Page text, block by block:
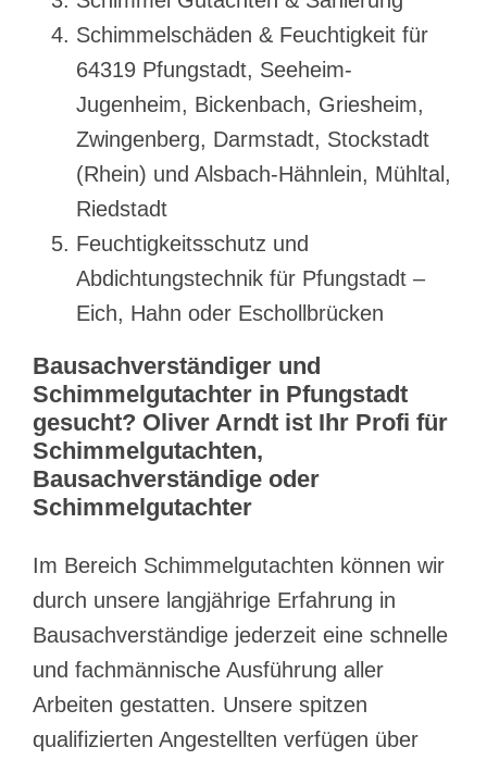
Schimmelschäden & Feuchtigkeit für
64319 Pfungstadt, Seeheim-
Jugenheim, Bickenbach, Griesheim,
Zwingenberg, Darmstadt, Stockstadt
(Rhein) und Alsbach-Hähnlein, Mühltal,
Riedstadt
Feuchtigkeitsschutz und
Abdichtungstechnik für Pfungstadt –
Eich, Hahn oder Eschollbrücken
Bausachverständiger und
Schimmelgutachter in Pfungstadt
gesucht? Oliver Arndt ist Ihr Profi für
Schimmelgutachten,
Bausachverständige oder
Schimmelgutachter
Im Bereich Schimmelgutachten können wir
durch unsere langjährige Erfahrung in
Bausachverständige jederzeit eine schnelle
und fachmännische Ausführung aller
Arbeiten gestatten. Unsere spitzen
qualifizierten Angestellten verfügen über